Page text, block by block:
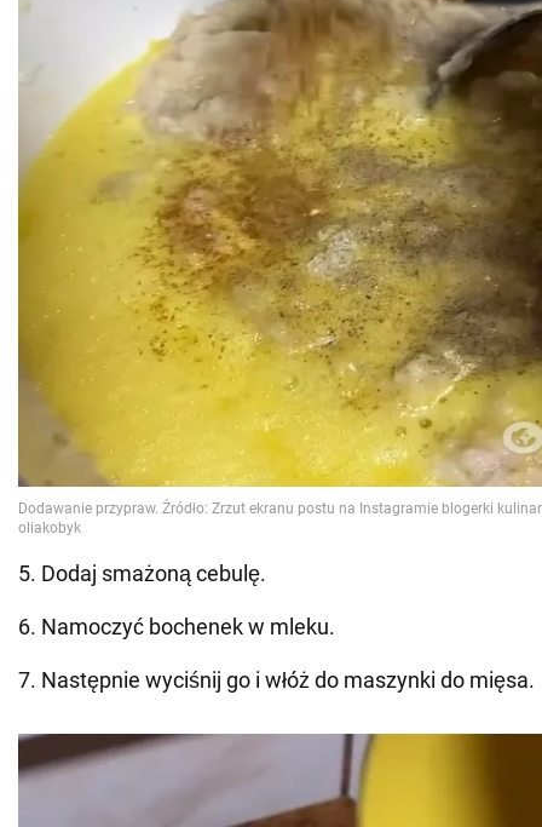
5. Dodaj smażoną cebulę.
6. Namoczyć bochenek w mleku.
7. Następnie wyciśnij go i włóż do maszynki do mięsa.